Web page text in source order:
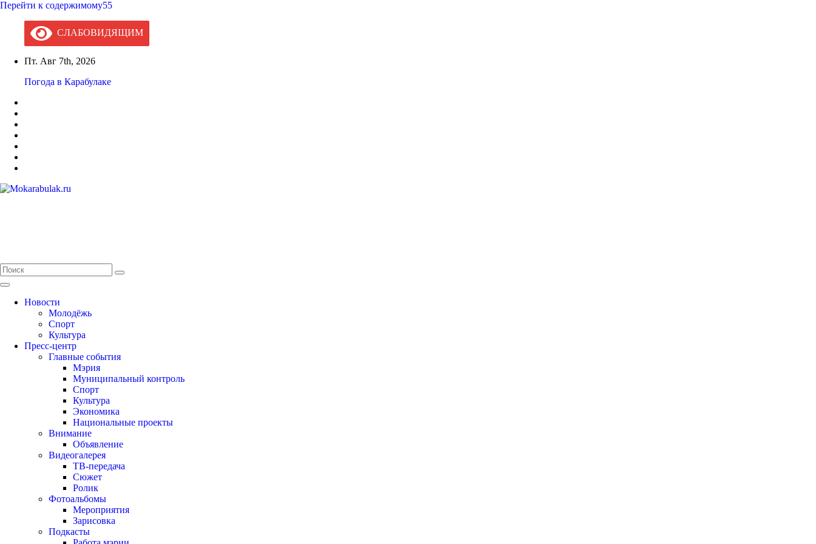
Перейти к содержимому55
СЛАБОВИДЯЩИМ
Пт. Авг 7th, 2026
Погода в Карабулаке
Новости
Молодёжь
Спорт
Культура
Пресс-центр
Главные события
Мэрия
Муниципальный контроль
Спорт
Культура
Экономика
Национальные проекты
Внимание
Объявление
Видеогалерея
ТВ-передача
Сюжет
Ролик
Фотоальбомы
Мероприятия
Зарисовка
Подкасты